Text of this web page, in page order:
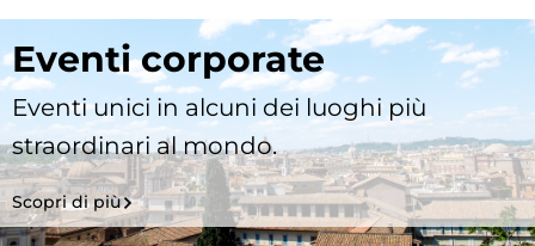
Eventi corporate
Eventi unici in alcuni dei luoghi più
straordinari al mondo.
Scopri di più